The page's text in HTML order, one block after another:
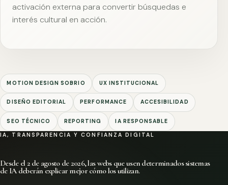
activación externa para convertir búsquedas e
interés cultural en acción.
MOTION DESIGN SOBRIO UX INSTITUCIONAL
DISEÑO EDITORIAL PERFORMANCE ACCESIBILIDAD
SEO TÉCNICO REPORTING IA RESPONSABLE
IA, TRANSPARENCIA Y CONFIANZA DIGITAL
Desde el 2 de agosto de 2026, las webs que usen determinados sistemas
de IA deberán explicar mejor cómo los utilizan.